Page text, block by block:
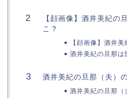
【顔画像】酒井美紀の
こ？
【顔画像】酒井美
酒井美紀の旦那は
酒井美紀の旦那（夫）
酒井美紀の旦那（